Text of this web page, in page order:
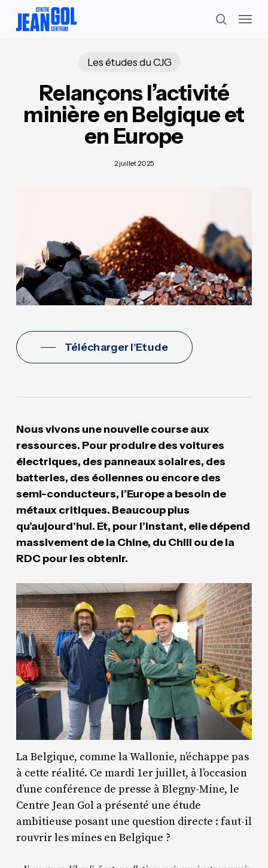
search
Menu
Les études du CJG
Relançons l’activité
minière en Belgique et
en Europe
2 juillet 2025
Télécharger l'Etude
Nous vivons une nouvelle course aux
ressources. Pour produire des voitures
électriques, des panneaux solaires, des
batteries, des éoliennes ou encore des
semi-conducteurs, l’Europe a besoin de
métaux critiques. Beaucoup plus
qu’aujourd’hui. Et, pour l’instant, elle dépend
massivement de la Chine, du Chili ou de la
RDC pour les obtenir.
La Belgique, comme la Wallonie, n’échappe pas
à cette réalité. Ce mardi 1er juillet, à l’occasion
d’une conférence de presse à Blegny-Mine, le
Centre Jean Gol a présenté une étude
ambitieuse posant une question directe : faut-il
rouvrir les mines en Belgique ?